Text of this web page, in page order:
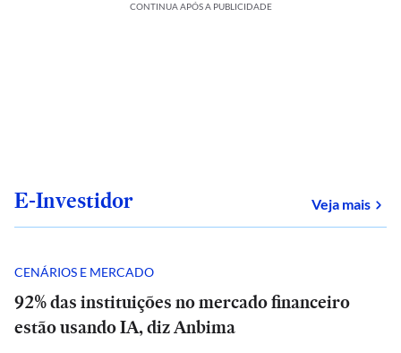
CONTINUA APÓS A PUBLICIDADE
E-Investidor Veja mais
CENÁRIOS E MERCADO
92% das instituições no mercado financeiro
estão usando IA, diz Anbima